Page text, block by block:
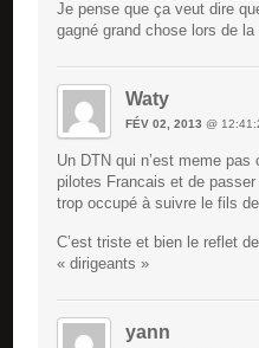
Je pense que ça veut dire
gagné grand chose lors de
Waty
FÉV 02, 2013 @
Un DTN qui n’est meme pas
pilotes Francais et de
trop occupé à suivre le fils
C’est triste et bien le reflet
« dirigeants »
yann